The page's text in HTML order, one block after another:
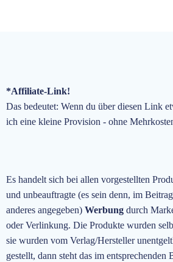
*Affiliate-Link!
Das bedeutet: Wenn du über diesen Link
ich eine kleine Provision - ohne
Es handelt sich bei allen vorgestellten
und unbeauftragte (es sein denn, im
anderes angegeben) Werbung durch
oder Verlinkung. Die Produkte wurden
sie wurden vom Verlag/Hersteller
gestellt, dann steht das im entsprechenden